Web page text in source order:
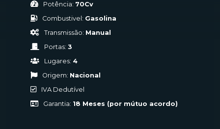
Potência: 70Cv
Combustivel: Gasolina
Transmissão: Manual
Portas:3
Lugares: 4
Origem: Nacional
IVA Dedutível
Garantia: 18 Meses (por mútuo acordo)